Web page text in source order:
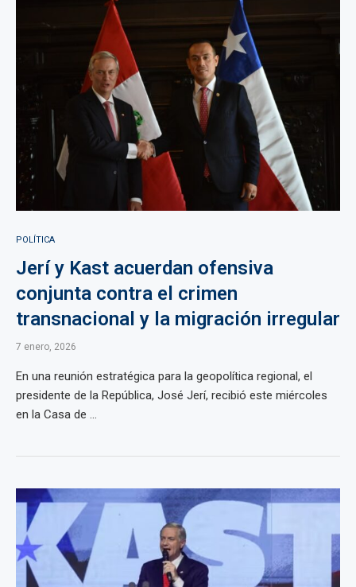
POLÍTICA
Jerí y Kast acuerdan ofensiva
conjunta contra el crimen
transnacional y la migración irregular
7 enero, 2026
En una reunión estratégica para la geopolítica regional, el
presidente de la República, José Jerí, recibió este miércoles
en la Casa de ...